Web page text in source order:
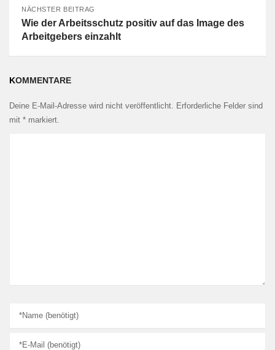
NÄCHSTER BEITRAG
Wie der Arbeitsschutz positiv auf das Image des
Arbeitgebers einzahlt
KOMMENTARE
Deine E-Mail-Adresse wird nicht veröffentlicht. Erforderliche Felder sind
mit * markiert.